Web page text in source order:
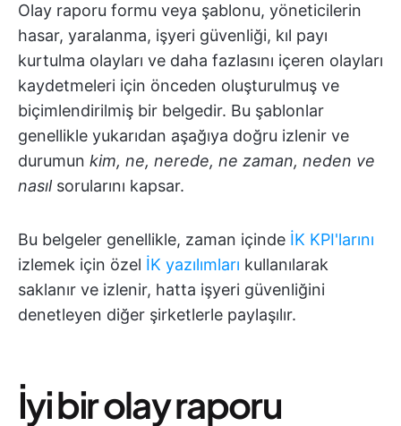
Olay raporu formu veya şablonu, yöneticilerin
hasar, yaralanma, işyeri güvenliği, kıl payı
kurtulma olayları ve daha fazlasını içeren olayları
kaydetmeleri için önceden oluşturulmuş ve
biçimlendirilmiş bir belgedir. Bu şablonlar
genellikle yukarıdan aşağıya doğru izlenir ve
durumun kim, ne, nerede, ne zaman, neden ve
nasılsorularını kapsar.
Bu belgeler genellikle, zaman içinde İK KPI'larını
izlemek için özel İK yazılımları kullanılarak
saklanır ve izlenir, hatta işyeri güvenliğini
denetleyen diğer şirketlerle paylaşılır.
İyi bir olay raporu